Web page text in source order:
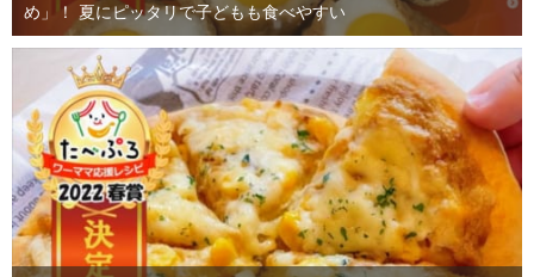
め」！ 夏にピッタリで子どもも食べやすい